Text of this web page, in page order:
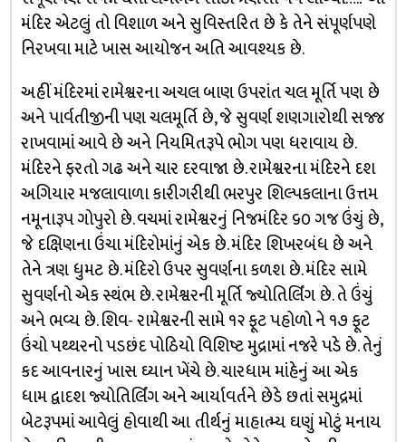
મંદિર એટલું તો વિશાળ અને સુવિસ્તરિત છે કે તેને સંપૂર્ણપણે
નિરખવા માટે ખાસ આયોજન અતિ આવશ્યક છે.
અહીં મંદિરમાં રામેશ્વરના અચલ બાણ ઉપરાંત ચલ મૂર્તિ પણ છે
અને પાર્વતીજીની પણ ચલમૂર્તિ છે, જે સુવર્ણ શણગારોથી સજ્જ
રાખવામાં આવે છે અને નિયમિતરૂપે ભોગ પણ ધરાવાય છે.
મંદિરને ફરતો ગઢ અને ચાર દરવાજા છે. રામેશ્વરના મંદિરને દશ
અગિયાર મજલાવાળા કારીગરીથી ભરપુર શિલ્પકલાના ઉત્તમ
નમૂનારૂપ ગોપુરો છે. વચમાં રામેશ્વરનું નિજમંદિર ૬૦ ગજ ઉંચું છે,
જે દક્ષિણના ઉંચા મંદિરોમાંનું એક છે. મંદિર શિખરબંધ છે અને
તેને ત્રણ ધુમટ છે. મંદિરો ઉપર સુવર્ણના કળશ છે. મંદિર સામે
સુવર્ણનો એક સ્થંભ છે. રામેશ્વરની મૂર્તિ જ્યોતિર્લિંગ છે. તે ઉંચું
અને ભવ્ય છે. શિવ- રામેશ્વરની સામે ૧૨ ફૂટ પહોળો ને ૧૭ ફૂટ
ઉંચો પથ્થરનો પડછંદ પોઠિયો વિશિષ્ટ મુદ્રામાં નજરે પડે છે. તેનું
કદ આવનારનું ખાસ ઘ્યાન ખેંચે છે. ચારધામ માંહેનું આ એક
ધામ દ્વાદશ જ્યોતિર્લિંગ અને આર્યાવર્તને છેડે છતાં સમુદ્રમાં
બેટરૂપમાં આવેલું હોવાથી આ તીર્થનું માહાત્મ્ય ઘણું મોટું મનાય